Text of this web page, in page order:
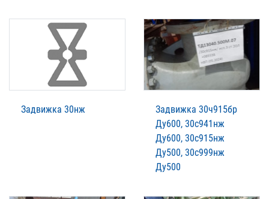
Задвижка 30нж
Задвижка 30ч915бр
Ду600, 30с941нж
Ду600, 30с915нж
Ду500, 30с999нж
Ду500